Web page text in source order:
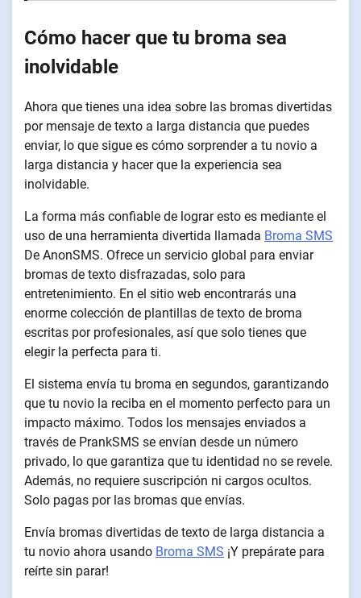
Cómo hacer que tu broma sea
inolvidable
Ahora que tienes una idea sobre las bromas divertidas
por mensaje de texto a larga distancia que puedes
enviar, lo que sigue es cómo sorprender a tu novio a
larga distancia y hacer que la experiencia sea
inolvidable.
La forma más confiable de lograr esto es mediante el
uso de una herramienta divertida llamada Broma SMS
De AnonSMS. Ofrece un servicio global para enviar
bromas de texto disfrazadas, solo para
entretenimiento. En el sitio web encontrarás una
enorme colección de plantillas de texto de broma
escritas por profesionales, así que solo tienes que
elegir la perfecta para ti.
El sistema envía tu broma en segundos, garantizando
que tu novio la reciba en el momento perfecto para un
impacto máximo. Todos los mensajes enviados a
través de PrankSMS se envían desde un número
privado, lo que garantiza que tu identidad no se revele.
Además, no requiere suscripción ni cargos ocultos.
Solo pagas por las bromas que envías.
Envía bromas divertidas de texto de larga distancia a
tu novio ahora usando Broma SMS ¡Y prepárate para
reírte sin parar!